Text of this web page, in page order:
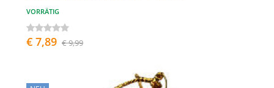
VORRÄTIG
€ 7,89 € 9,99